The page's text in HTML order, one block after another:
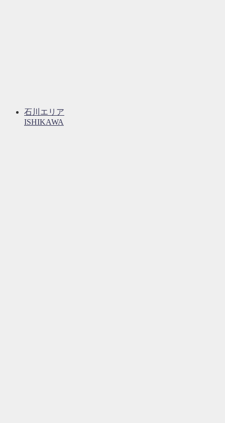
石川エリア
ISHIKAWA